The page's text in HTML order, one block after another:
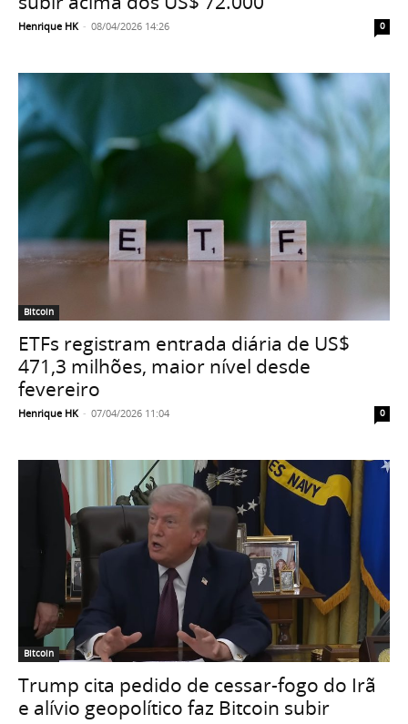
Henrique HK - 08/04/2026 14:26 0
Bitcoin
ETFs registram entrada diária de US$
471,3 milhões, maior nível desde
fevereiro
Henrique HK - 07/04/2026 11:04 0
Bitcoin
Trump cita pedido de cessar-fogo do Irã
e alívio geopolítico faz Bitcoin subir